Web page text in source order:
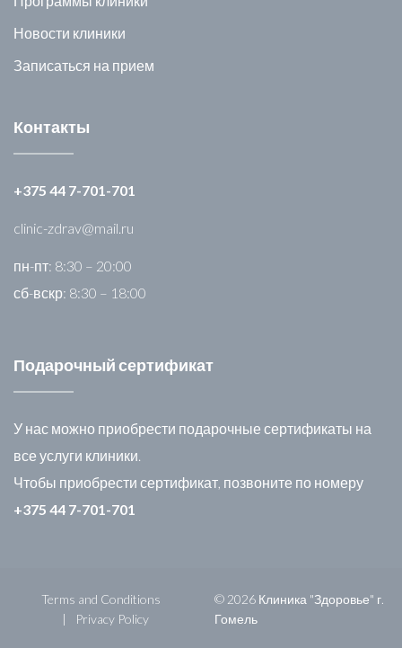
Новости клиники
Записаться на прием
Контакты
+375 44 7-701-701
clinic-zdrav@mail.ru
пн-пт: 8:30 – 20:00
сб-вскр: 8:30 – 18:00
Подарочный сертификат
У нас можно приобрести подарочные сертификаты на
все услуги клиники.
Чтобы приобрести сертификат, позвоните по номеру
+375 44 7-701-701
Terms and Conditions
Privacy Policy
© 2026 Клиника "Здоровье" г.
Гомель